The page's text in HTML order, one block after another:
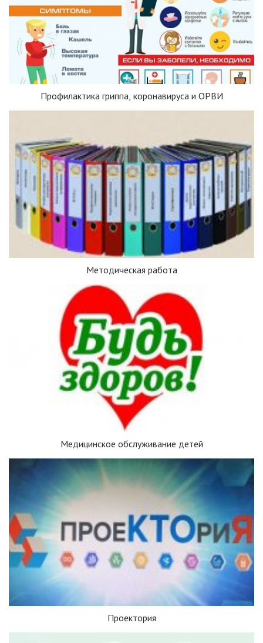
Профилактика гриппа, коронавируса и ОРВИ
Методическая работа
Медицинское обслуживание детей
Проектория